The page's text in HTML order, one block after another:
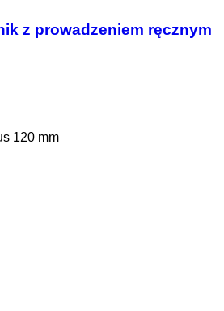
z prowadzeniem ręcznym
120 mm